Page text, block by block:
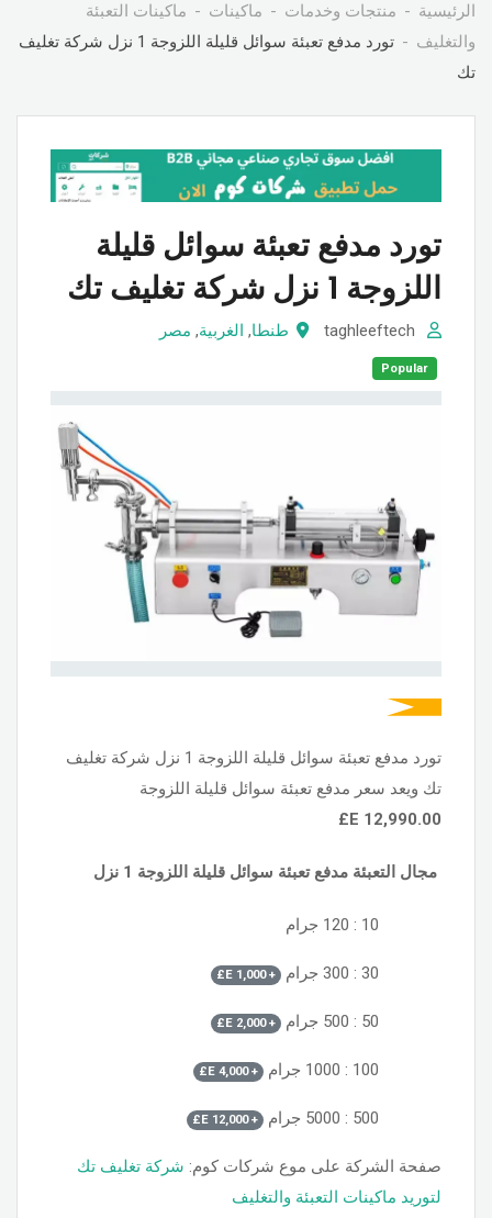
الرئيسية منتجات وخدمات ماكينات
ماكينات التعبئة
والتغليف
تورد مدفع تعبئة سوائل قليلة اللزوجة 1 نزل شركة تغليف
تك
تورد مدفع تعبئة سوائل قليلة
اللزوجة 1 نزل شركة تغليف تك
طنطا, الغربية, مصر
Popular
تورد مدفع تعبئة سوائل قليلة اللزوجة 1 نزل شركة تغليف
تك ويعد سعر مدفع تعبئة سوائل قليلة اللزوجة
12,990.00
مجال التعبئة مدفع تعبئة سوائل قليلة اللزوجة 1 نزل
10 : 120 جرام
30 : 300 جرام +
1,000
E£
50 : 500 جرام +
2,000
E£
100 : 1000 جرام +
4,000
E£
500 : 5000 جرام +
12,000
E£
صفحة الشركة على موع شركات كوم: شركة تغليف تك
لتوريد ماكينات التعبئة والتغليف